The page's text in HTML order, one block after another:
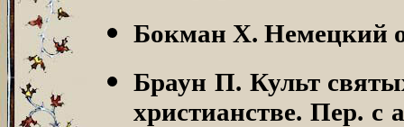
Бокман Х. Немецкий
Браун П. Культ
христианстве. Пер. с